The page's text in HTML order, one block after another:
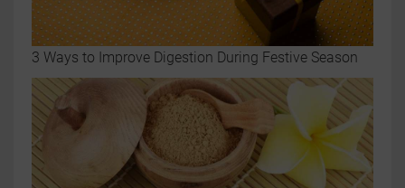
3 Ways to Improve Digestion During Festive Season